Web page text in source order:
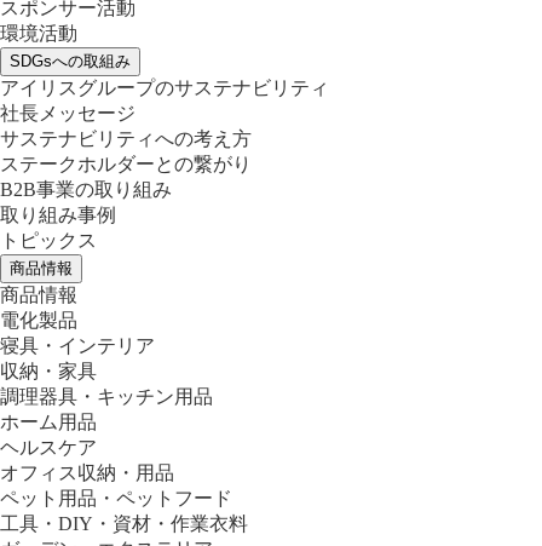
スポンサー活動
環境活動
SDGsへの取組み
アイリスグループのサステナビリティ
社長メッセージ
サステナビリティへの考え方
ステークホルダーとの繋がり
B2B事業の取り組み
取り組み事例
トピックス
商品情報
商品情報
電化製品
寝具・インテリア
収納・家具
調理器具・キッチン用品
ホーム用品
ヘルスケア
オフィス収納・用品
ペット用品・ペットフード
工具・DIY・資材・作業衣料